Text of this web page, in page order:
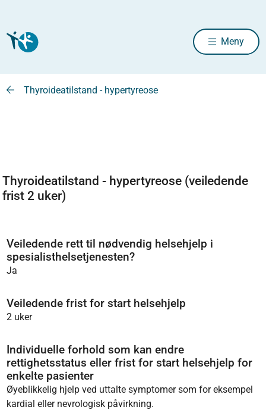
Meny
Thyroideatilstand - hypertyreose
Thyroideatilstand - hypertyreose (veiledende
frist 2 uker)
Veiledende rett til nødvendig helsehjelp i
spesialisthelsetjenesten?
Ja
Veiledende frist for start helsehjelp
2 uker
Individuelle forhold som kan endre
rettighetsstatus eller frist for start helsehjelp for
enkelte pasienter
Øyeblikkelig hjelp ved uttalte symptomer som for eksempel
kardial eller nevrologisk påvirkning.